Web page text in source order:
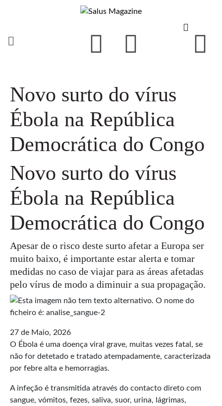
Novo surto do vírus
Ébola na República
Democrática do Congo
Novo surto do vírus
Ébola na República
Democrática do Congo
Apesar de o risco deste surto afetar a Europa ser
muito baixo, é importante estar alerta e tomar
medidas no caso de viajar para as áreas afetadas
pelo vírus de modo a diminuir a sua propagação.
27 de Maio, 2026
O Ébola é uma doença viral grave, muitas vezes fatal, se
não for detetado e tratado atempadamente, caracterizada
por febre alta e hemorragias.
A infeção é transmitida através do contacto direto com
sangue, vómitos, fezes, saliva, suor, urina, lágrimas,